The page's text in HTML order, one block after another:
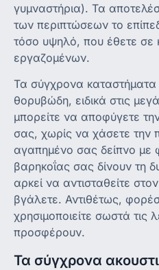
γυμναστήρια). Τα
των περιπτώσεων το
τόσο υψηλό, που έθετε σε
εργαζομένων.
Τα σύγχρονα καταστήματα
θορυβώδη, ειδικά στις
μπορείτε να αποφύγετε
σας, χωρίς να χάσετε την
αγαπημένο σας δείπνο με
βαρηκοΐας σας δίνουν τη
αρκεί να αντισταθείτε
βγάλετε. Αντιθέτως,
χρησιμοποιείτε σωστά τις
προσφέρουν.
Τα σύγχρονα